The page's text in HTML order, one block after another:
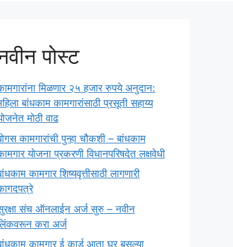
पोस्ट
मिळणार २५ हजार रुपये अनुदान:
बांधकाम कामगारांसाठी प्रसूती सहाय्य
मोठी वाढ
कामगारांची पुन्हा चौकशी – बांधकाम
योजना प्रकरणी विधानपरिषदेत लक्षवेधी
कामगार शिष्यवृत्तीसाठी लागणारी
संच ऑनलाईन अर्ज सुरु – नवीन
करा अर्ज
कामगार ई कार्ड आता घर बसल्या